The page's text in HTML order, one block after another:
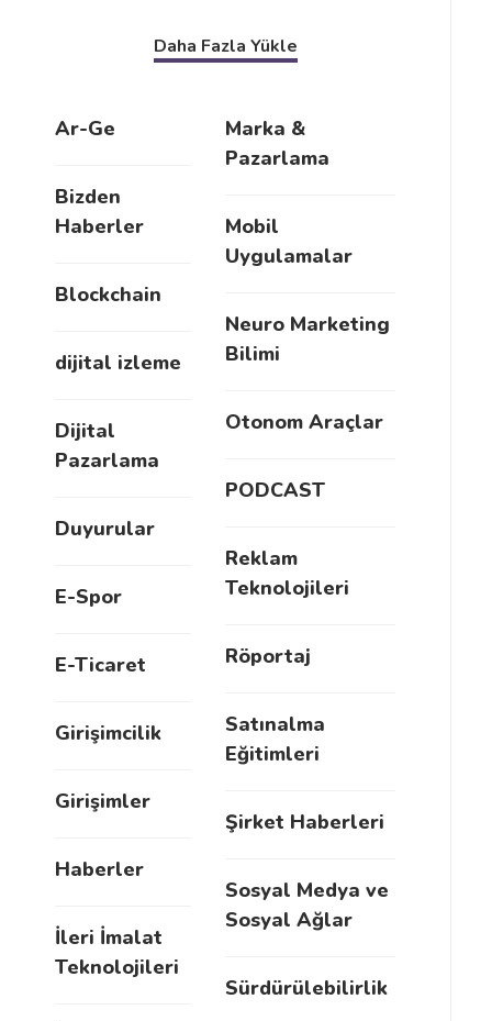
Daha Fazla Yükle
Ar-Ge
Bizden
Haberler
Blockchain
dijital izleme
Dijital
Pazarlama
Duyurular
E-Spor
E-Ticaret
Girişimcilik
Girişimler
Haberler
İleri İmalat
Teknolojileri
Marka &
Pazarlama
Mobil
Uygulamalar
Neuro Marketing
Bilimi
Otonom Araçlar
PODCAST
Reklam
Teknolojileri
Röportaj
Satınalma
Eğitimleri
Şirket Haberleri
Sosyal Medya ve
Sosyal Ağlar
Sürdürülebilirlik